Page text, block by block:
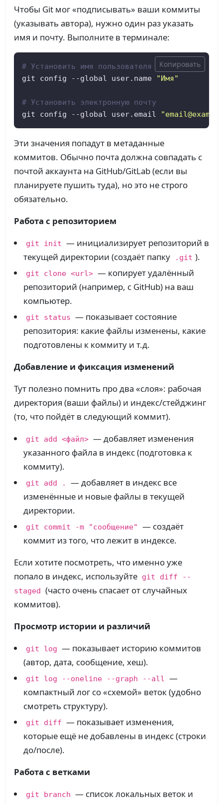
Чтобы Git мог «подписывать» ваши коммиты
(указывать автора), нужно один раз указать
имя и почту. Выполните в терминале:
# Установить имя пользователя
git config --global user.name
"Имя"
# Установить электронную почту
git config --global user.email
Копировать
Эти значения попадут в метаданные
коммитов. Обычно почта должна совпадать с
почтой аккаунта на GitHub/GitLab (если вы
планируете пушить туда), но это не строго
обязательно.
Работа с репозиторием
git init — инициализирует репозиторий в
текущей директории (создаёт папку
.git ).
git clone <url> — копирует удалённый
репозиторий (например, с GitHub) на ваш
компьютер.
git status — показывает состояние
репозитория: какие файлы изменены, какие
подготовлены к коммиту и т.д.
Добавление и фиксация изменений
Тут полезно помнить про два «слоя»: рабочая
директория (ваши файлы) и индекс/стейджинг
(то, что пойдёт в следующий коммит).
git add <файл> — добавляет изменения
указанного файла в индекс (подготовка к
коммиту).
git add .
— добавляет в индекс все
изменённые и новые файлы в текущей
директории.
git commit -m "сообщение"
— создаёт
коммит из того, что лежит в индексе.
Если хотите посмотреть, что именно уже
попало в индекс, используйте git diff --
staged (часто очень спасает от случайных
коммитов).
Просмотр истории и различий
git log — показывает историю коммитов
(автор, дата, сообщение, хеш).
git log --oneline --graph --all
—
компактный лог со «схемой» веток (удобно
смотреть структуру).
git diff — показывает изменения,
которые ещё не добавлены в индекс (строки
до/после).
Работа с ветками
git branch — список локальных веток и